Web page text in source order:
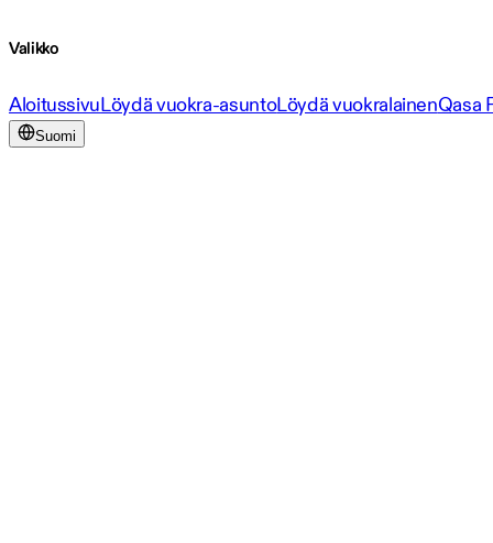
Valikko
AloitussivuLöydä vuokra-asuntoLöydä vuokralainenQasa
Suomi